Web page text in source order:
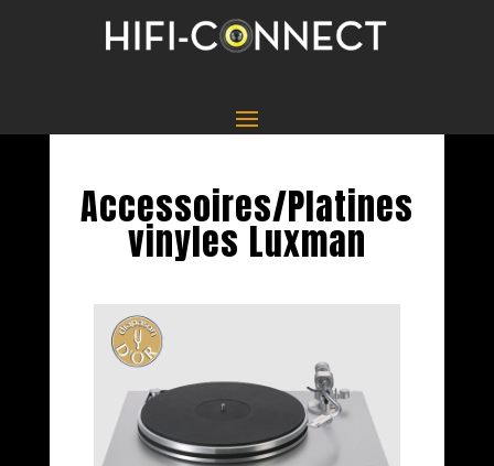
Accessoires/Platines
vinyles Luxman